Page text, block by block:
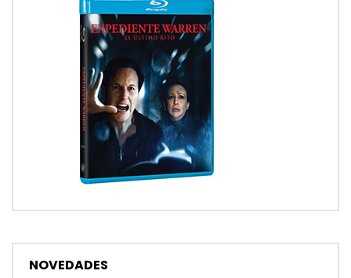
NOVEDADES